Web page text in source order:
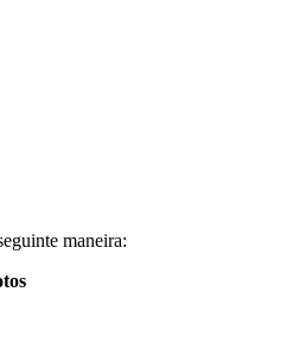
maneira: